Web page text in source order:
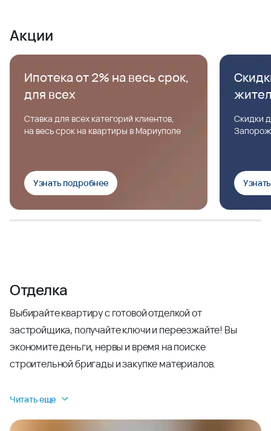
Акции
Ипотека от 2% на весь срок,
для всех
Ставка для всех категорий клиентов,
на весь срок на квартиры в Мариуполе
Узнать подробнее
Скидки
Отделка
Выбирайте квартиру с готовой отделкой от
застройщика, получайте ключи и переезжайте! Вы
экономите деньги, нервы и время на поиске
строительной бригады и закупке материалов.
Читать еще